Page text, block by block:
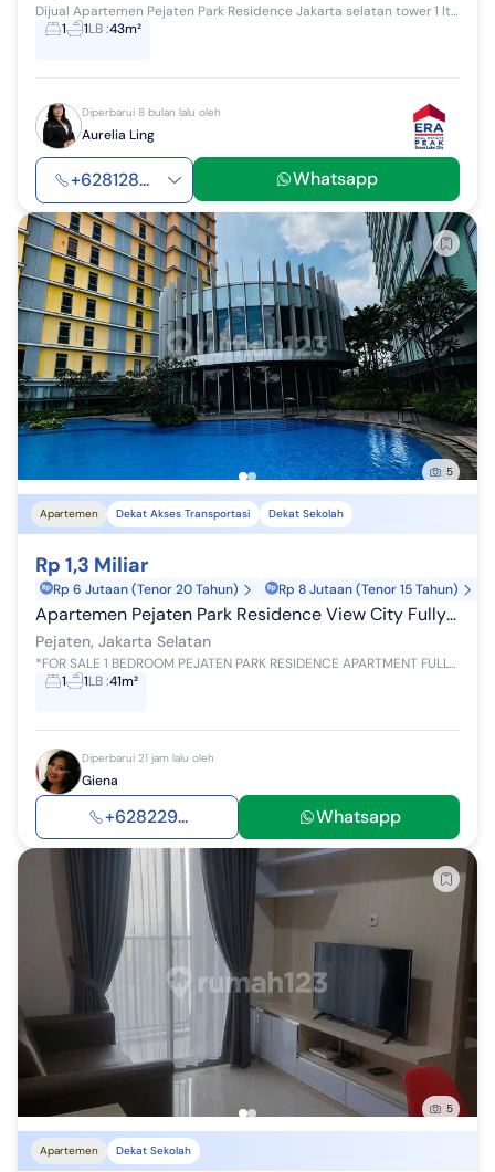
Dijual Apartemen Pejaten Park Residence Jakarta selatan tower 1 lt 21 luas 43,54 m2 1 kamar. Ppjb Harga 850 juta nego
1
1LB:43m²
Diperbarui 8 bulan lalu oleh
Aurelia Ling
+628128... Whatsapp
5
Apartemen Dekat Akses Transportasi Dekat Sekolah
Rp 1,3 Miliar
Rp 6 Jutaan (Tenor 20 Tahun) Rp 8 Jutaan (Tenor 15 Tahun)
Apartemen Pejaten Park Residence View City Fully Furnished
Pejaten, Jakarta Selatan
*FOR SALE 1 BEDROOM PEJATEN PARK RESIDENCE APARTMENT FULLY FURNISHED READY TO MOVE IN* Building Size 41,42 sqm Tower A 1 Bedroom 1 Bathroom 22...
1
1LB:41m²
Diperbarui 21 jam lalu oleh
Giena
+628229... Whatsapp
5
Apartemen Dekat Sekolah